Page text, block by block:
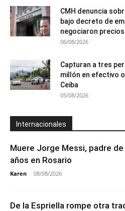
CMH denuncia
bajo decreto de
negociaron
06/08/2026
Capturan a tres
millón en efectivo
Ceiba
05/08/2026
Internacionales
Muere Jorge Messi, padre
años en Rosario
Karen - 08/08/2026
De la Espriella rompe otra